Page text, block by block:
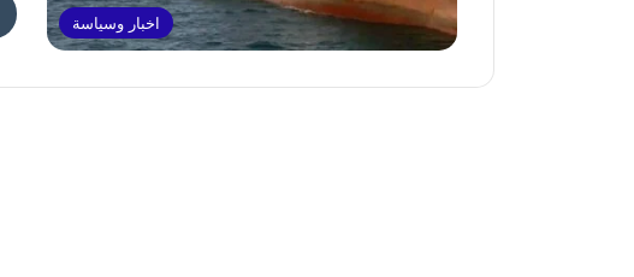
اخبار وسياسة